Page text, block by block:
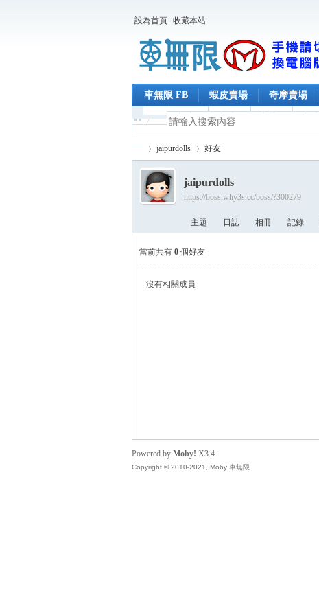
設為首頁 收藏本站
車無限 FB 蝦皮賣場 奇摩賣場
›
jaipurdolls 好友
jaipurdolls
https://boss.why3s.cc/boss/?300279
主題 日誌 相冊 記錄
當前共有 0 個好友
沒有相關成員
Powered by Moby! X3.4
Copyright © 2010-2021, Moby 車無限.